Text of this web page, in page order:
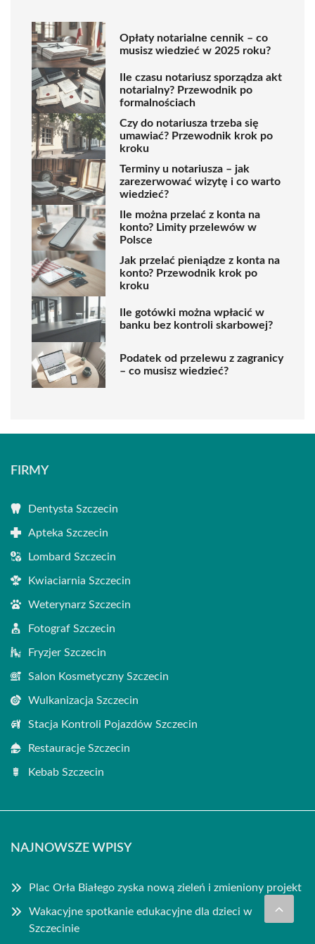
Opłaty notarialne cennik – co
musisz wiedzieć w 2025 roku?
Ile czasu notariusz sporządza akt
notarialny? Przewodnik po
formalnościach
Czy do notariusza trzeba się
umawiać? Przewodnik krok po
kroku
Terminy u notariusza – jak
zarezerwować wizytę i co warto
wiedzieć?
Ile można przelać z konta na
konto? Limity przelewów w
Polsce
Jak przelać pieniądze z konta na
konto? Przewodnik krok po
kroku
Ile gotówki można wpłacić w
banku bez kontroli skarbowej?
Podatek od przelewu z zagranicy
– co musisz wiedzieć?
FIRMY
Dentysta Szczecin
Apteka Szczecin
Lombard Szczecin
Kwiaciarnia Szczecin
Weterynarz Szczecin
Fotograf Szczecin
Fryzjer Szczecin
Salon Kosmetyczny Szczecin
Wulkanizacja Szczecin
Stacja Kontroli Pojazdów Szczecin
Restauracje Szczecin
Kebab Szczecin
NAJNOWSZE WPISY
Plac Orła Białego zyska nową zieleń i zmieniony projekt
Wakacyjne spotkanie edukacyjne dla dzieci w
Szczecinie